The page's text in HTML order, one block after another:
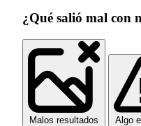
¿Qué salió mal con
Malos resultados Algo